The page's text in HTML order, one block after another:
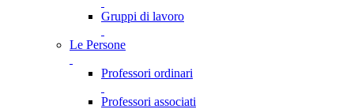
Gruppi di lavoro
Le Persone
Professori ordinari
Professori associati